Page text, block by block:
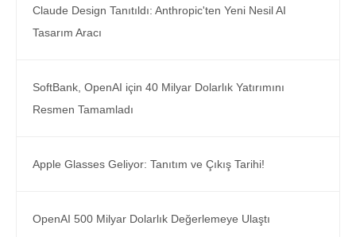
Claude Design Tanıtıldı: Anthropic'ten Yeni Nesil AI
Tasarım Aracı
SoftBank, OpenAI için 40 Milyar Dolarlık Yatırımını
Resmen Tamamladı
Apple Glasses Geliyor: Tanıtım ve Çıkış Tarihi!
OpenAI 500 Milyar Dolarlık Değerlemeye Ulaştı